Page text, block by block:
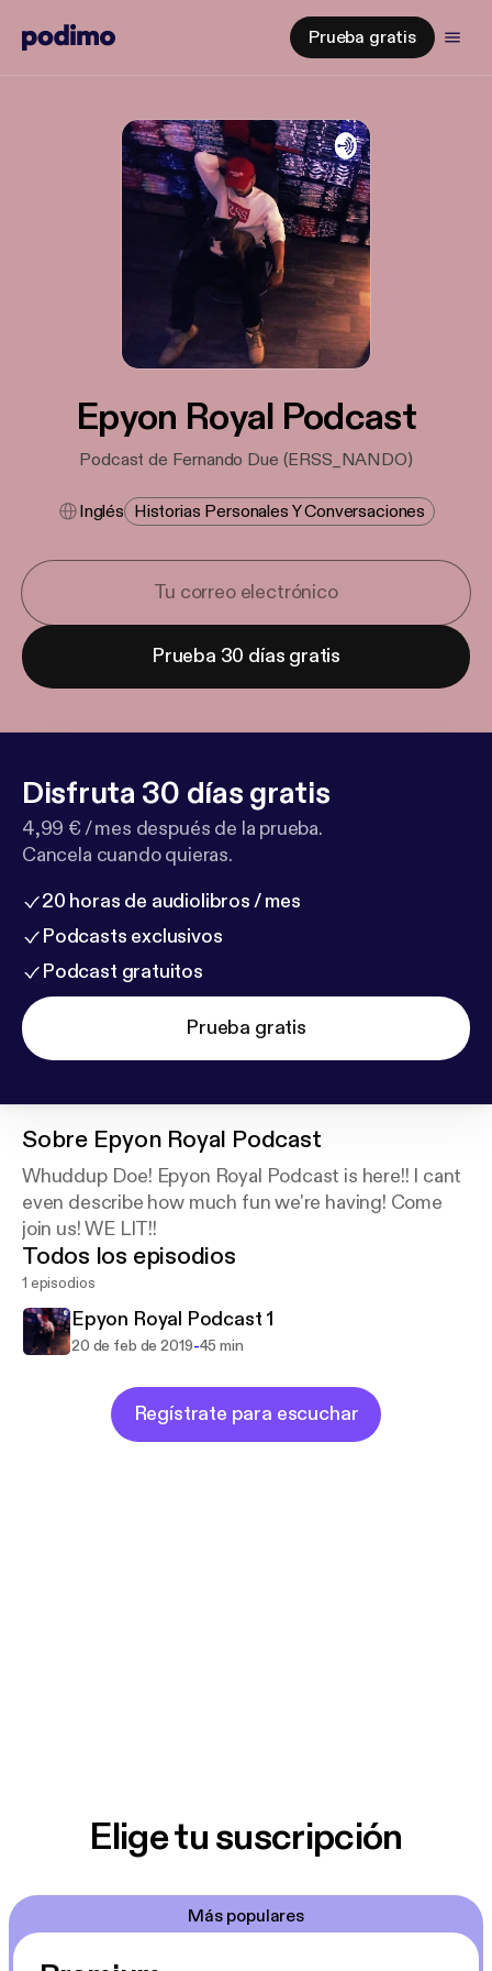
Prueba gratis
Epyon Royal Podcast
Podcast de Fernando Due (ERSS_NANDO)
Inglés Historias Personales Y Conversaciones
Prueba 30 días gratis
Disfruta 30 días gratis
4,99 € / mes después de la prueba.
Cancela cuando quieras.
20 horas de audiolibros / mes
Podcasts exclusivos
Podcast gratuitos
Prueba gratis
Sobre Epyon Royal Podcast
Whuddup Doe! Epyon Royal Podcast is here!! I cant
even describe how much fun we're having! Come
join us! WE LIT!!
Todos los episodios
1 episodios
Epyon Royal Podcast 1
20 de feb de 2019-45 min
Regístrate para escuchar
Elige tu suscripción
Más populares